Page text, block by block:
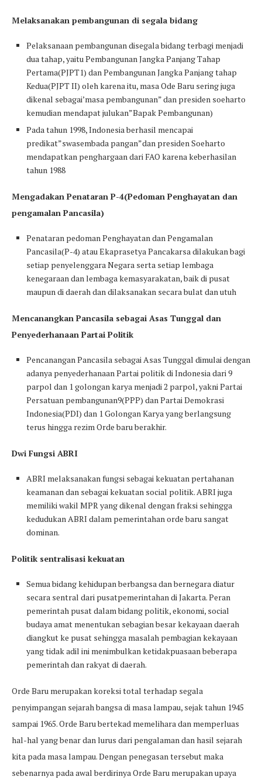
Melaksanakan pembangunan di segala bidang
Pelaksanaan pembangunan disegala bidang terbagi menjadi
dua tahap, yaitu Pembangunan Jangka Panjang Tahap
Pertama(PJPT1) dan Pembangunan Jangka Panjang tahap
Kedua(PJPT II) oleh karena itu, masa Ode Baru sering juga
dikenal sebagai’masa pembangunan” dan presiden soeharto
kemudian mendapat julukan”Bapak Pembangunan)
Pada tahun 1998, Indonesia berhasil mencapai
predikat”swasembada pangan”dan presiden Soeharto
mendapatkan penghargaan dari FAO karena keberhasilan
tahun 1988
Mengadakan Penataran P-4(Pedoman Penghayatan dan
pengamalan Pancasila)
Penataran pedoman Penghayatan dan Pengamalan
Pancasila(P-4) atau Ekaprasetya Pancakarsa dilakukan bagi
setiap penyelenggara Negara serta setiap lembaga
kenegaraan dan lembaga kemasyarakatan, baik di pusat
maupun di daerah dan dilaksanakan secara bulat dan utuh
Mencanangkan Pancasila sebagai Asas Tunggal dan
Penyederhanaan Partai Politik
Pencanangan Pancasila sebagai Asas Tunggal dimulai dengan
adanya penyederhanaan Partai politik di Indonesia dari 9
parpol dan 1 golongan karya menjadi 2 parpol, yakni Partai
Persatuan pembangunan9(PPP) dan Partai Demokrasi
Indonesia(PDI) dan 1 Golongan Karya yang berlangsung
terus hingga rezim Orde baru berakhir.
Dwi Fungsi ABRI
ABRI melaksanakan fungsi sebagai kekuatan pertahanan
keamanan dan sebagai kekuatan social politik. ABRI juga
memiliki wakil MPR yang dikenal dengan fraksi sehingga
kedudukan ABRI dalam pemerintahan orde baru sangat
dominan.
Politik sentralisasi kekuatan
Semua bidang kehidupan berbangsa dan bernegara diatur
secara sentral dari pusatpemerintahan di Jakarta. Peran
pemerintah pusat dalam bidang politik, ekonomi, social
budaya amat menentukan sebagian besar kekayaan daerah
diangkut ke pusat sehingga masalah pembagian kekayaan
yang tidak adil ini menimbulkan ketidakpuasaan beberapa
pemerintah dan rakyat di daerah.
Orde Baru merupakan koreksi total terhadap segala
penyimpangan sejarah bangsa di masa lampau, sejak tahun 1945
sampai 1965. Orde Baru bertekad memelihara dan memperluas
hal-hal yang benar dan lurus dari pengalaman dan hasil sejarah
kita pada masa lampau. Dengan penegasan tersebut maka
sebenarnya pada awal berdirinya Orde Baru merupakan upaya